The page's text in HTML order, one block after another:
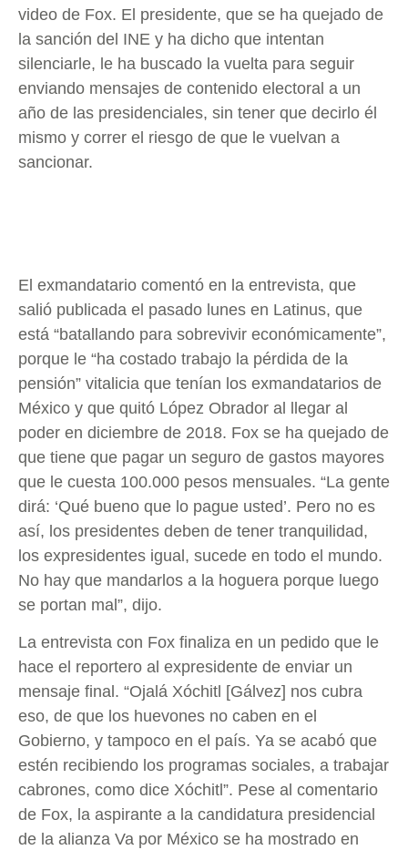
video de Fox. El presidente, que se ha quejado de
la sanción del INE y ha dicho que intentan
silenciarle, le ha buscado la vuelta para seguir
enviando mensajes de contenido electoral a un
año de las presidenciales, sin tener que decirlo él
mismo y correr el riesgo de que le vuelvan a
sancionar.
El exmandatario comentó en la entrevista, que
salió publicada el pasado lunes en Latinus, que
está “batallando para sobrevivir económicamente”,
porque le “ha costado trabajo la pérdida de la
pensión” vitalicia que tenían los exmandatarios de
México y que quitó López Obrador al llegar al
poder en diciembre de 2018. Fox se ha quejado de
que tiene que pagar un seguro de gastos mayores
que le cuesta 100.000 pesos mensuales. “La gente
dirá: ‘Qué bueno que lo pague usted’. Pero no es
así, los presidentes deben de tener tranquilidad,
los expresidentes igual, sucede en todo el mundo.
No hay que mandarlos a la hoguera porque luego
se portan mal”, dijo.
La entrevista con Fox finaliza en un pedido que le
hace el reportero al expresidente de enviar un
mensaje final. “Ojalá Xóchitl [Gálvez] nos cubra
eso, de que los huevones no caben en el
Gobierno, y tampoco en el país. Ya se acabó que
estén recibiendo los programas sociales, a trabajar
cabrones, como dice Xóchitl”. Pese al comentario
de Fox, la aspirante a la candidatura presidencial
de la alianza Va por México se ha mostrado en